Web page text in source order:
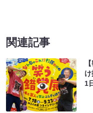
関連記事
1